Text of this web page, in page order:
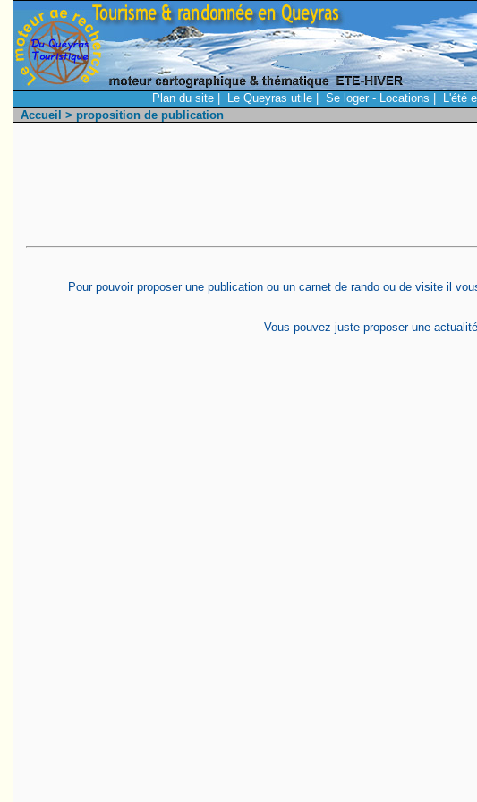
Plan du site| Le Queyras utile| Se loger - Locations L'été
Accueil > proposition de publication
Pour pouvoir proposer une publication ou un carnet de rando ou de visite il
Vous pouvez juste proposer une